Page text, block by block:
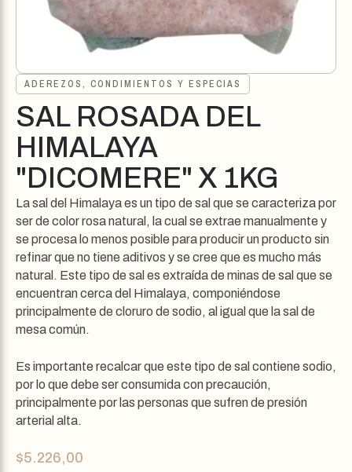
ADEREZOS, CONDIMIENTOS Y ESPECIAS
SAL ROSADA DEL
HIMALAYA
"DICOMERE" X 1KG
La sal del Himalaya es un tipo de sal que se caracteriza por
ser de color rosa natural, la cual se extrae manualmente y
se procesa lo menos posible para producir un producto sin
refinar que no tiene aditivos y se cree que es mucho más
natural. Este tipo de sal es extraída de minas de sal que se
encuentran cerca del Himalaya, componiéndose
principalmente de cloruro de sodio, al igual que la sal de
mesa común.
Es importante recalcar que este tipo de sal contiene sodio,
por lo que debe ser consumida con precaución,
principalmente por las personas que sufren de presión
arterial alta.
$5.226,00